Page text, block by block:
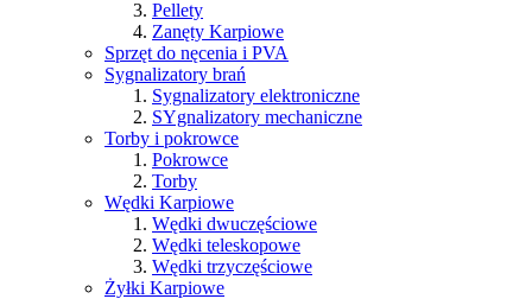
Pellety
Zanęty Karpiowe
Sprzęt do nęcenia i PVA
Sygnalizatory brań
Sygnalizatory elektroniczne
SYgnalizatory mechaniczne
Torby i pokrowce
Pokrowce
Torby
Wędki Karpiowe
Wędki dwuczęściowe
Wędki teleskopowe
Wędki trzyczęściowe
Żyłki Karpiowe